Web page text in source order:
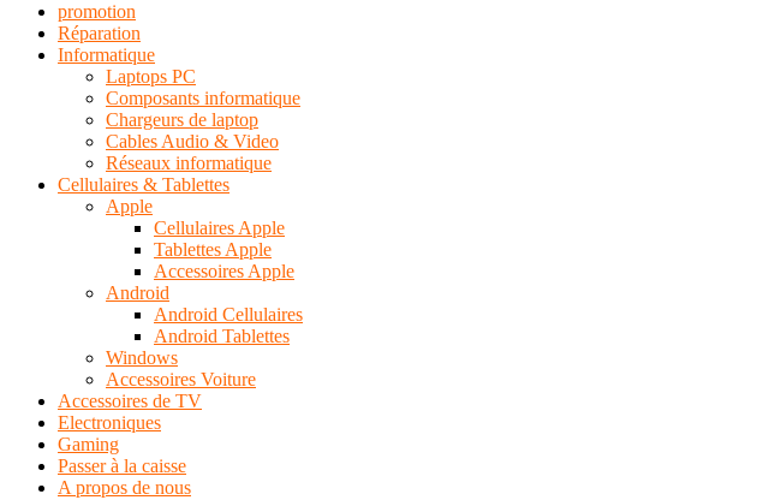
promotion
Réparation
Informatique
Laptops PC
Composants informatique
Chargeurs de laptop
Cables Audio & Video
Réseaux informatique
Cellulaires & Tablettes
Apple
Cellulaires Apple
Tablettes Apple
Accessoires Apple
Android
Android Cellulaires
Android Tablettes
Windows
Accessoires Voiture
Accessoires de TV
Electroniques
Gaming
Passer à la caisse
A propos de nous